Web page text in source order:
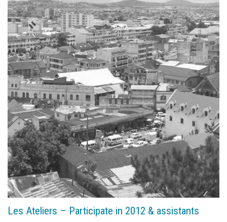
Les Ateliers – Participate in 2012 & assistants